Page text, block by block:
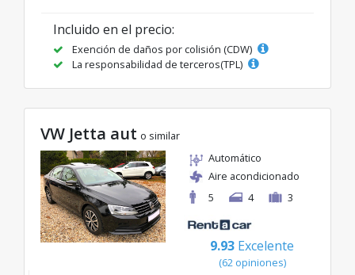
Incluido en el precio:
Exención de daños por colisión (CDW)
La responsabilidad de terceros(TPL)
VW Jetta aut o similar
Automático
Aire acondicionado
5
4 3
9.93 Excelente
(62 opiniones)